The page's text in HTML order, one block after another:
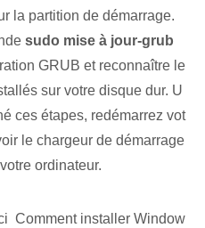
la partition de démarrage.
sudo mise à jour-grub
GRUB ⁢et reconnaître le
sur votre disque dur. U
ces étapes, redémarrez vot
le chargeur de démarrage
ordinateur.
Comment installer Window